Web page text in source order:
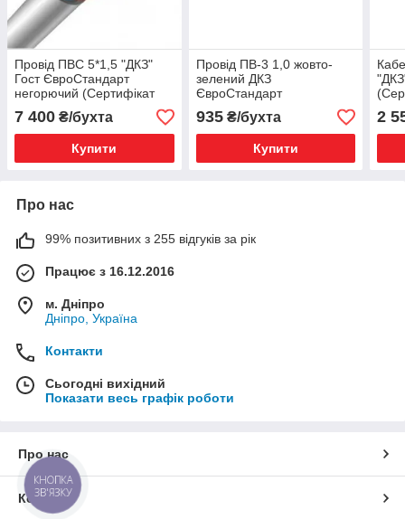
Провід ПВС 5*1,5 "ДКЗ"
Гост ЄвроСтандарт
негорючий (Сертифікат
відповідності ГОСТУ)
7 400 ₴/бухта
Купити
Провід ПВ-3 1,0 жовто-
зелений ДКЗ
ЄвроСтандарт
(Сертификат соответствия
ГОСТУ)
935₴/бухта
Купити
2
Про нас
99% позитивних з 255 відгуків за рік
Працює з 16.12.2016
м. Дніпро
Дніпро, Україна
Контакти
Сьогодні вихідний
Показати весь графік роботи
Про нас
Контакти
КНОПКА
ЗВ'ЯЗКУ